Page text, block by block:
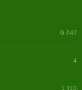
9 242
4
1 310